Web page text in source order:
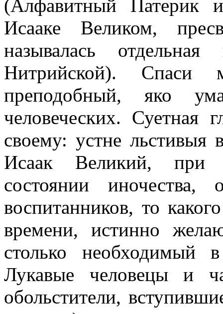
(Алфавитный Патерик
Исааке Великом,
называлась
Нитрийской). Спаси
преподобный, яко
человеческих. Суетная
своему: устне
Исаак Великий, при
состоянии иночества,
воспитанников, то
времени, истинно
столько необходимый
Лукавые человецы и
обольстители,